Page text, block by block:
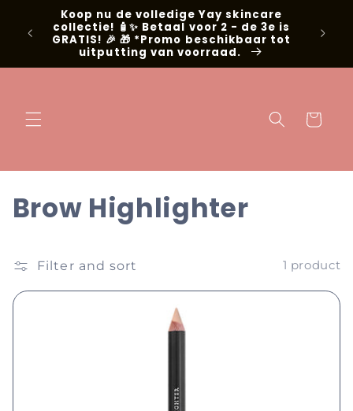
content
Koop nu de volledige Yay skincare
collectie! 🧴✨ Betaal voor 2 - de 3e is
GRATIS! 🎉 🎁 *Promo beschikbaar tot
uitputting van voorraad.
Cart
C
l
l
Brow Highlighter
Filter and sort 1 product